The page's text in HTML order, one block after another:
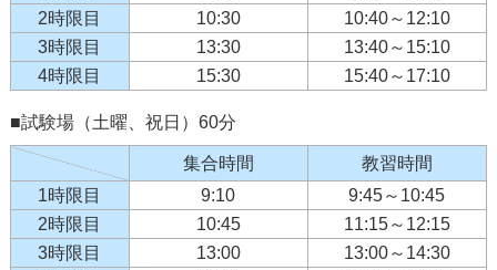
2時限目
10:30
10:40～12:10
3時限目
13:30
13:40～15:10
4時限目
15:30 15:40～17:10
■試験場（土曜、祝日）60分
集合時間
教習時間
1時限目
9:10
9:45～10:45
2時限目
10:45
11:15～12:15
3時限目
13:00
13:00～14:30